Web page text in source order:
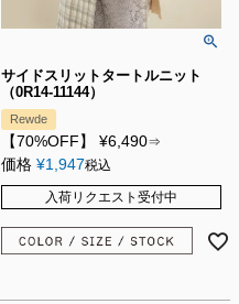
サイドスリットタートルニット
（0R14-11144）
Rewde
【70%OFF】 ¥6,490⇒
価格 ¥1,947税込
入荷リクエスト受付中